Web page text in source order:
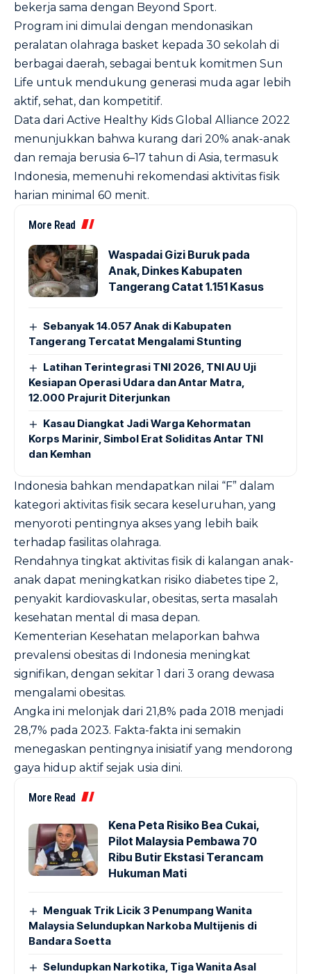
bekerja sama dengan Beyond Sport.
Program ini dimulai dengan mendonasikan
peralatan olahraga basket kepada 30 sekolah di
berbagai daerah, sebagai bentuk komitmen Sun
Life untuk mendukung generasi muda agar lebih
aktif, sehat, dan kompetitif.
Data dari Active Healthy Kids Global Alliance 2022
menunjukkan bahwa kurang dari 20% anak-anak
dan remaja berusia 6–17 tahun di Asia, termasuk
Indonesia, memenuhi rekomendasi aktivitas fisik
harian minimal 60 menit.
More Read
Waspadai Gizi Buruk pada
Anak, Dinkes Kabupaten
Tangerang Catat 1.151 Kasus
Sebanyak 14.057 Anak di Kabupaten
Tangerang Tercatat Mengalami Stunting
Latihan Terintegrasi TNI 2026, TNI AU Uji
Kesiapan Operasi Udara dan Antar Matra,
12.000 Prajurit Diterjunkan
Kasau Diangkat Jadi Warga Kehormatan
Korps Marinir, Simbol Erat Soliditas Antar TNI
dan Kemhan
Indonesia bahkan mendapatkan nilai “F” dalam
kategori aktivitas fisik secara keseluruhan, yang
menyoroti pentingnya akses yang lebih baik
terhadap fasilitas olahraga.
Rendahnya tingkat aktivitas fisik di kalangan anak-
anak dapat meningkatkan risiko diabetes tipe 2,
penyakit kardiovaskular, obesitas, serta masalah
kesehatan mental di masa depan.
Kementerian Kesehatan melaporkan bahwa
prevalensi obesitas di Indonesia meningkat
signifikan, dengan sekitar 1 dari 3 orang dewasa
mengalami obesitas.
Angka ini melonjak dari 21,8% pada 2018 menjadi
28,7% pada 2023. Fakta-fakta ini semakin
menegaskan pentingnya inisiatif yang mendorong
gaya hidup aktif sejak usia dini.
More Read
Kena Peta Risiko Bea Cukai,
Pilot Malaysia Pembawa 70
Ribu Butir Ekstasi Terancam
Hukuman Mati
Menguak Trik Licik 3 Penumpang Wanita
Malaysia Selundupkan Narkoba Multijenis di
Bandara Soetta
Selundupkan Narkotika, Tiga Wanita Asal